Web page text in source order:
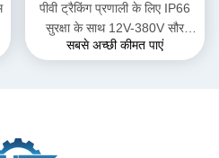
पीवी ट्रैकिंग प्रणाली के लिए IP66
सुरक्षा के साथ 12V-380V सौर
ट्रैकर स्लीव ड्राइव
सबसे अच्छी कीमत पाएं